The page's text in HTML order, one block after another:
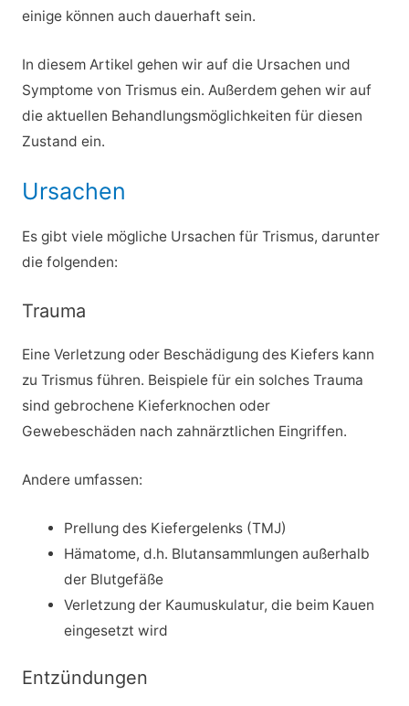
einige können auch dauerhaft sein.
In diesem Artikel gehen wir auf die Ursachen und
Symptome von Trismus ein. Außerdem gehen wir auf
die aktuellen Behandlungsmöglichkeiten für diesen
Zustand ein.
Ursachen
Es gibt viele mögliche Ursachen für Trismus, darunter
die folgenden:
Trauma
Eine Verletzung oder Beschädigung des Kiefers kann
zu Trismus führen. Beispiele für ein solches Trauma
sind gebrochene Kieferknochen oder
Gewebeschäden nach zahnärztlichen Eingriffen.
Andere umfassen:
Prellung des Kiefergelenks (TMJ)
Hämatome, d.h. Blutansammlungen außerhalb
der Blutgefäße
Verletzung der Kaumuskulatur, die beim Kauen
eingesetzt wird
Entzündungen